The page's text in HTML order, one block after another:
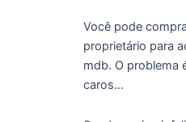
Você pode
proprietário para
mdb. O problema
caros…